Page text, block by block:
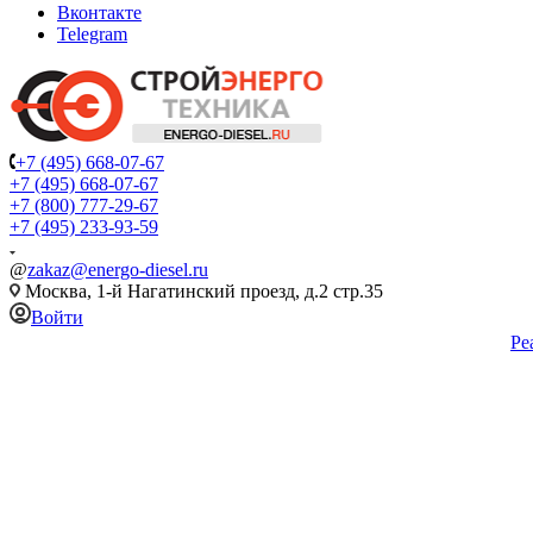
Вконтакте
Telegram
+7 (495) 668-07-67
+7 (495) 668-07-67
+7 (800) 777-29-67
+7 (495) 233-93-59
@zakaz@energo-diesel.ru
Москва, 1-й Нагатинский проезд, д.2 стр.35
Войти